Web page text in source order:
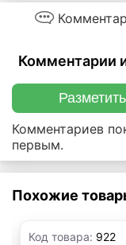
Комментарии
Комментариев
первым.
Похожие
Код товара: 922